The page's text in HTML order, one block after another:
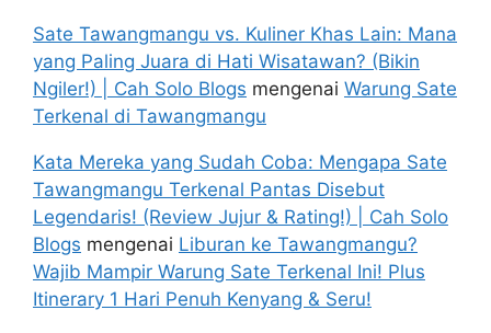
Sate Tawangmangu vs. Kuliner Khas Lain: Mana
yang Paling Juara di Hati Wisatawan? (Bikin
Ngiler!) | Cah Solo Blogs mengenai Warung Sate
Terkenal di Tawangmangu
Kata Mereka yang Sudah Coba: Mengapa Sate
Tawangmangu Terkenal Pantas Disebut
Legendaris! (Review Jujur & Rating!) | Cah Solo
Blogs mengenai Liburan ke Tawangmangu?
Wajib Mampir Warung Sate Terkenal Ini! Plus
Itinerary 1 Hari Penuh Kenyang & Seru!